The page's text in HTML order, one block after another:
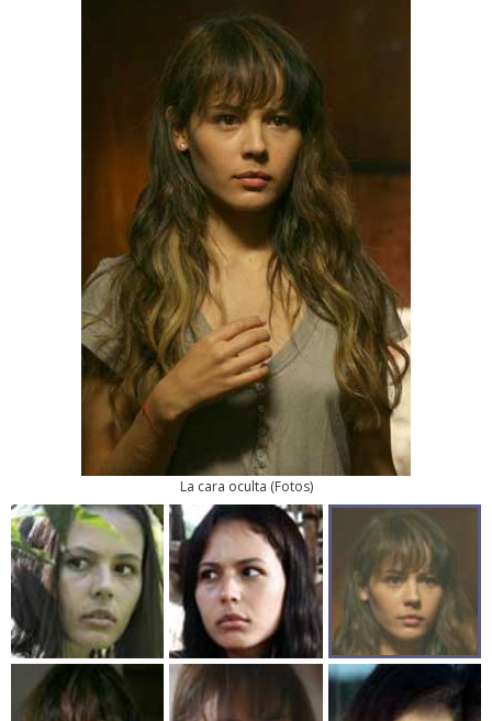
La cara oculta (Fotos)